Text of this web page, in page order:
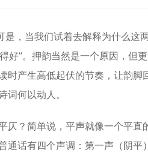
，当我们试着去解释为什么这
好”。押韵当然是一个原因，但
时产生高低起伏的节奏，让韵脚
何以动人。
？简单说，平声就像一个平直
通话有四个声调：第一声（阴平